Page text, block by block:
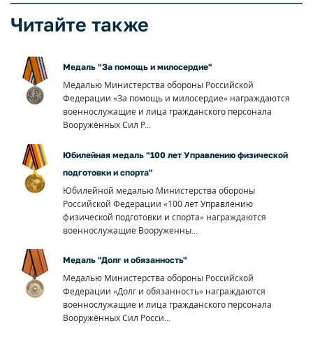
Читайте также
Медаль "За помощь и милосердие"
Медалью Министерства обороны Российской
Федерации «За помощь и милосердие» награждаются
военнослужащие и лица гражданского персонала
Вооружённых Сил Р...
Юбилейная медаль "100 лет Управлению физической
подготовки и спорта"
Юбилейной медалью Министерства обороны
Российской Федерации «100 лет Управлению
физической подготовки и спорта» награждаются
военнослужащие Вооруженны...
Медаль "Долг и обязанность"
Медалью Министерства обороны Российской
Федерации «Долг и обязанность» награждаются
военнослужащие и лица гражданского персонала
Вооружённых Сил Росси...